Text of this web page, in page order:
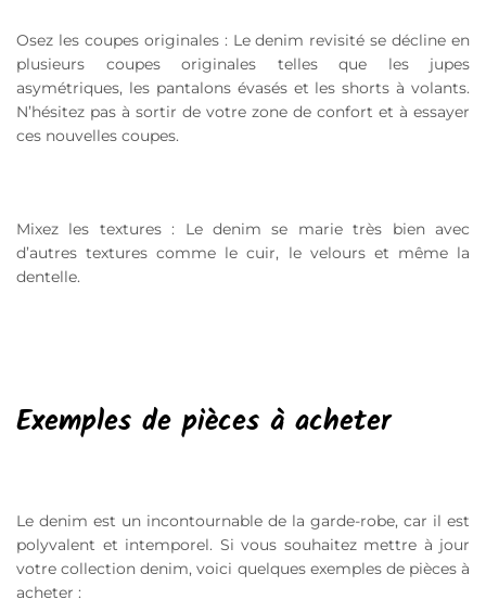
Osez les coupes originales : Le denim revisité se décline en
plusieurs coupes originales telles que les jupes
asymétriques, les pantalons évasés et les shorts à volants.
N’hésitez pas à sortir de votre zone de confort et à essayer
ces nouvelles coupes.
Mixez les textures : Le denim se marie très bien avec
d’autres textures comme le cuir, le velours et même la
dentelle.
Exemples de pièces à acheter
Le denim est un incontournable de la garde-robe, car il est
polyvalent et intemporel. Si vous souhaitez mettre à jour
votre collection denim, voici quelques exemples de pièces à
acheter :